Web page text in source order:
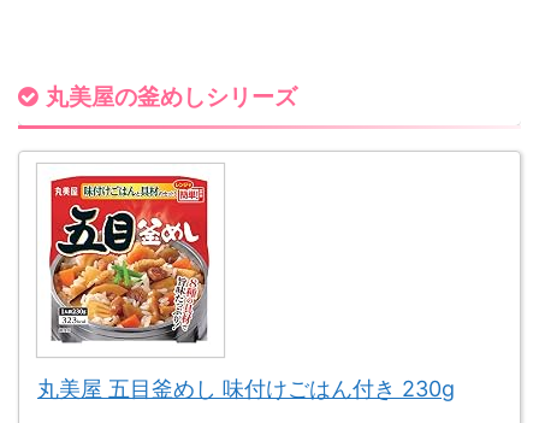
丸美屋の釜めしシリーズ
丸美屋 五目釜めし 味付けごはん付き 230g